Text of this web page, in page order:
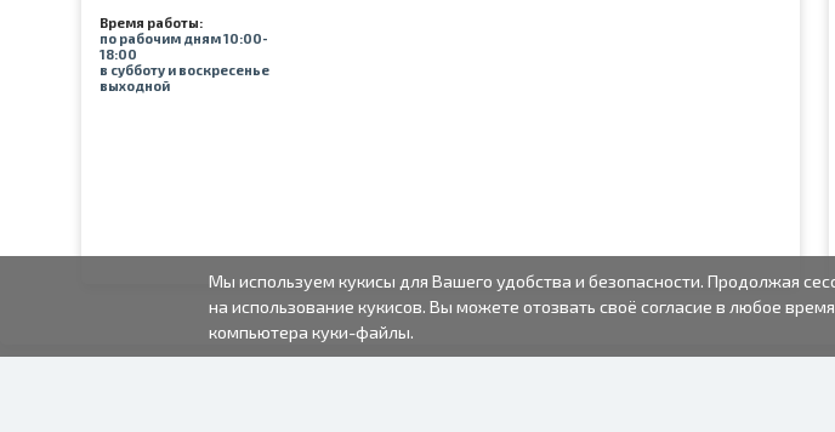
Время работы:
по рабочим дням 10:00-
18:00
в субботу и воскресенье
выходной
Мы используем кукисы для Вашего удобства и безопасности. Продолжая
на использование кукисов. Вы можете отозвать своё согласие в любое
компьютера куки-файлы.